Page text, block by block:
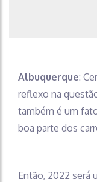
Albuquerque:
reflexo na
também é um
boa parte dos
Então, 2022 será